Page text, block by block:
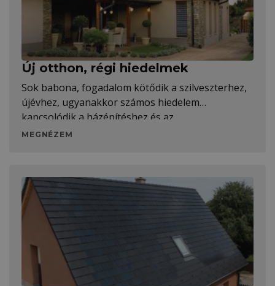
Új otthon, régi hiedelmek
Sok babona, fogadalom kötődik a szilveszterhez,
újévhez, ugyanakkor számos hiedelem
kapcsolódik a házépítéshez és az
MEGNÉZEM